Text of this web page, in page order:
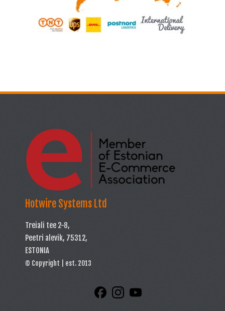
Hotwire Systems Ltd
Treiali tee 2-8,
Peetri alevik, 75312,
ESTONIA
© Copyright | est. 2013